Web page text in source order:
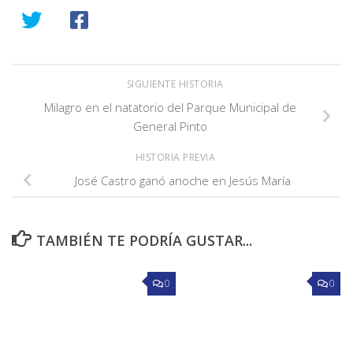
SIGUIENTE HISTORIA
Milagro en el natatorio del Parque Municipal de
General Pinto
HISTORIA PREVIA
José Castro ganó anoche en Jesús María
TAMBIÉN TE PODRÍA GUSTAR...
0 0